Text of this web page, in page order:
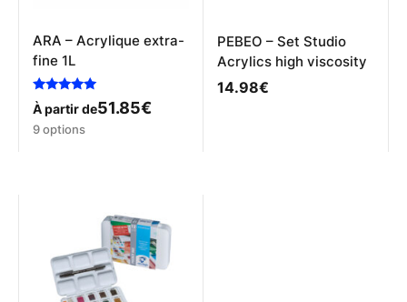
produit
ARA – Acrylique extra-
fine 1L
Note
5.00
sur 5
À partir de51.85€
Ce
peuvent
être
choisies
9 options
PEBEO – Set Studio
Acrylics high viscosity
14.98€